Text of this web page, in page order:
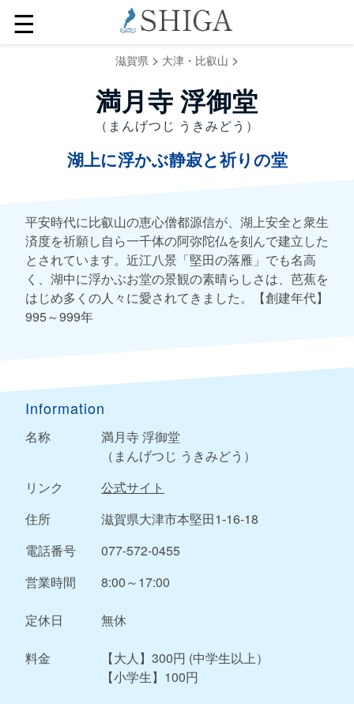
☰
滋賀県 > 大津・比叡山 >
満月寺 浮御堂
（まんげつじ うきみどう）
湖上に浮かぶ静寂と祈りの堂
平安時代に比叡山の恵心僧都源信が、湖上安全と衆生
済度を祈願し自ら一千体の阿弥陀仏を刻んで建立した
とされています。近江八景「堅田の落雁」でも名高
く、湖中に浮かぶお堂の景観の素晴らしさは、芭蕉を
はじめ多くの人々に愛されてきました。【創建年代】
995～999年
Information
名称
満月寺 浮御堂
（まんげつじ うきみどう）
リンク
公式サイト
住所
滋賀県大津市本堅田1-16-18
電話番号
077-572-0455
営業時間
8:00～17:00
定休日 無休
料金
【大人】300円 (中学生以上）
【小学生】100円